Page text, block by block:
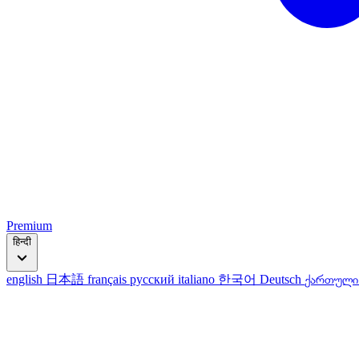
Premium
हिन्दी
english 日本語 français русский italiano 한국어 Deutsch ქართული